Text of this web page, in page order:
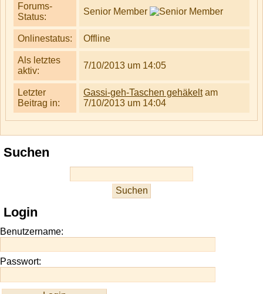
Forums-
Status:
Senior Member
Onlinestatus: Offline
Als letztes
aktiv:
7/10/2013 um 14:05
Letzter
Beitrag in:
Gassi-geh-Taschen gehäkeltam
7/10/2013 um 14:04
Suchen
Login
Benutzername:
Passwort: